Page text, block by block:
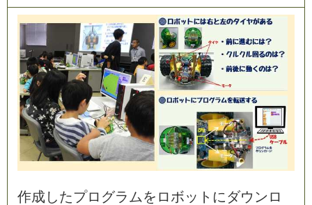
作成 したプロ グラ ムを ロボッ ト にダウ ンロ